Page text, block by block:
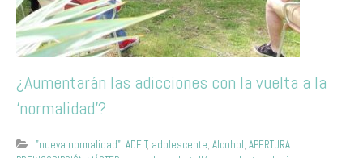
¿Aumentarán las adicciones con la vuelta a la
‘normalidad’?
"nueva normalidad", ADEIT, adolescente, Alcohol, APERTURA